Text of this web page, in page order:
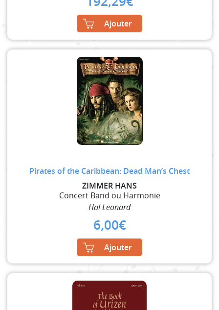
Ajouter
Pirates of the Caribbean: Dead Man’s Chest
ZIMMER HANS
Concert Band ou Harmonie
Hal Leonard
6,00€
Ajouter